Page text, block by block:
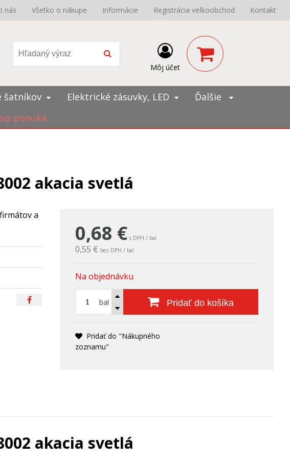
nás Všetko o nákupe Informácie Registrácia veľkoobchod Kontakt
Môj účet
šatníkov Elektrické zásuvky, LED
Ďalšie
ponuka
akacia svetlá
0,68 € s DPH / bal
0,55 € bez DPH / bal
Na objednávku
bal Pridať do košíka
Pridať do "Nákupného
zoznamu"
a
akacia svetlá